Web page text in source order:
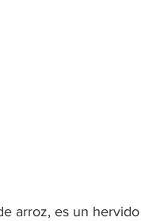
arroz, es un